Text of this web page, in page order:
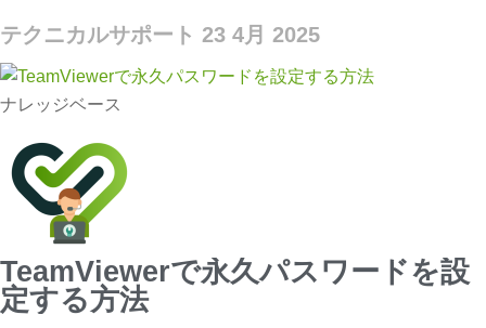
テクニカルサポート 23 4月 2025
ナレッジベース
TeamViewerで永久パスワードを設
定する方法